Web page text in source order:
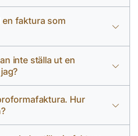
en faktura som
inte ställa ut en
Hur